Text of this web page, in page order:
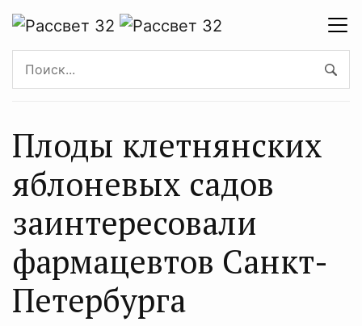
Плоды клетнянских
яблоневых садов
заинтересовали
фармацевтов Санкт-
Петербурга